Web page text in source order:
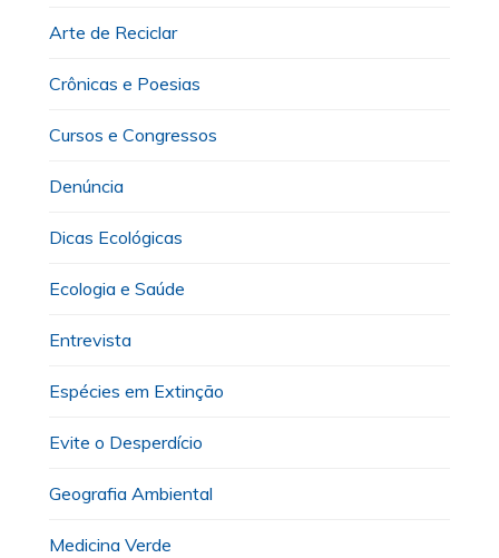
Arte de Reciclar
Crônicas e Poesias
Cursos e Congressos
Denúncia
Dicas Ecológicas
Ecologia e Saúde
Entrevista
Espécies em Extinção
Evite o Desperdício
Geografia Ambiental
Medicina Verde